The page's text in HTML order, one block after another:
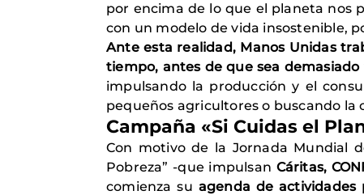
por encima de lo que el planeta nos
con un modelo de vida insostenible,
Ante esta realidad, Manos Unidas
tiempo, antes de que sea
impulsando la producción y el
pequeños agricultores o buscando la
Campaña «Si Cuidas el
Con motivo de la Jornada Mundial
Pobreza” -que impulsan Cáritas,
comienza su agenda de actividades